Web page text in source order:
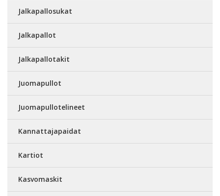
Jalkapallosukat
Jalkapallot
Jalkapallotakit
Juomapullot
Juomapullotelineet
Kannattajapaidat
Kartiot
Kasvomaskit